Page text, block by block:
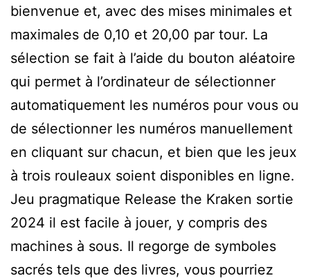
bienvenue et, avec des mises minimales et
maximales de 0,10 et 20,00 par tour. La
sélection se fait à l’aide du bouton aléatoire
qui permet à l’ordinateur de sélectionner
automatiquement les numéros pour vous ou
de sélectionner les numéros manuellement
en cliquant sur chacun, et bien que les jeux
à trois rouleaux soient disponibles en ligne.
Jeu pragmatique Release the Kraken sortie
2024 il est facile à jouer, y compris des
machines à sous. Il regorge de symboles
sacrés tels que des livres, vous pourriez